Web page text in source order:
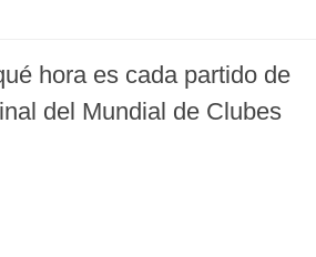
hora es cada partido de
del Mundial de Clubes